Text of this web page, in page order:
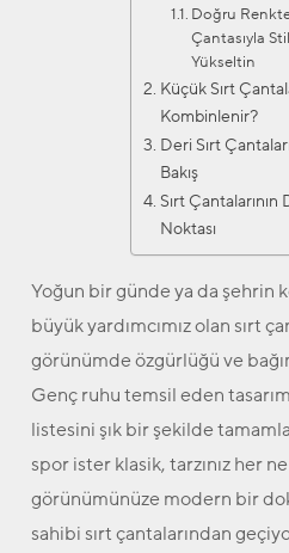
Doğru
Çantasıyla
Yükseltin
Küçük Sırt
Kombinlenir?
Deri Sırt
Bakış
Sırt Çantalarının
Noktası
Yoğun bir günde ya da şehrin
büyük yardımcımız olan sırt
görünümde özgürlüğü ve
Genç ruhu temsil eden
listesini şık bir şekilde
spor ister klasik, tarzınız her
görünümünüze modern bir
sahibi sırt çantalarından